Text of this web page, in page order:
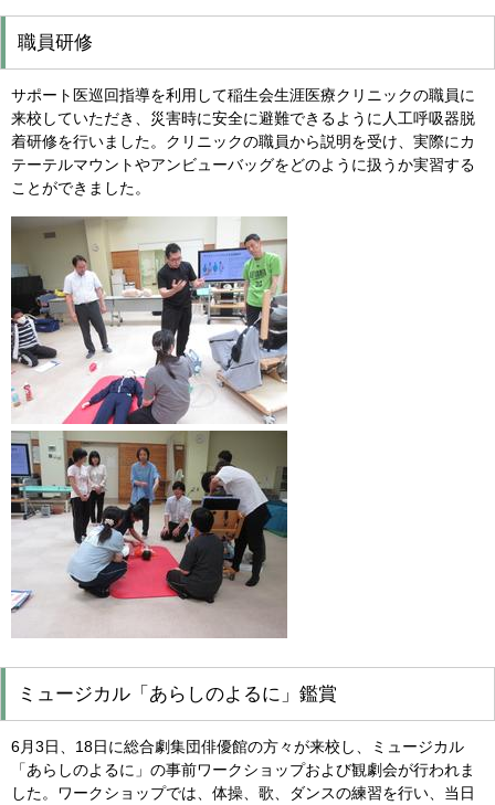
職員研修
サポート医巡回指導を利用して稲生会生涯医療クリニックの職員に
来校していただき、災害時に安全に避難できるように人工呼吸器脱
着研修を行いました。クリニックの職員から説明を受け、実際にカ
テーテルマウントやアンビューバッグをどのように扱うか実習する
ことができました。
ミュージカル「あらしのよるに」鑑賞
6月3日、18日に総合劇集団俳優館の方々が来校し、ミュージカル
「あらしのよるに」の事前ワークショップおよび観劇会が行われま
した。ワークショップでは、体操、歌、ダンスの練習を行い、当日